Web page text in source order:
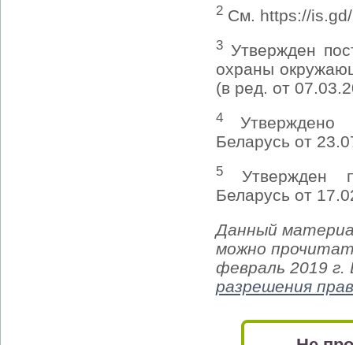
2 См. https://
3 Утвержден
охраны
(в ред. от
4 Утверждено
Беларусь от
5 Утвержден
Беларусь от
Данный
можно
февраль 2019 г.
разрешения